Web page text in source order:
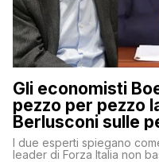
Gli economisti
pezzo per pezzo
Berlusconi sulle
I due esperti spiegano
leader di Forza Italia non